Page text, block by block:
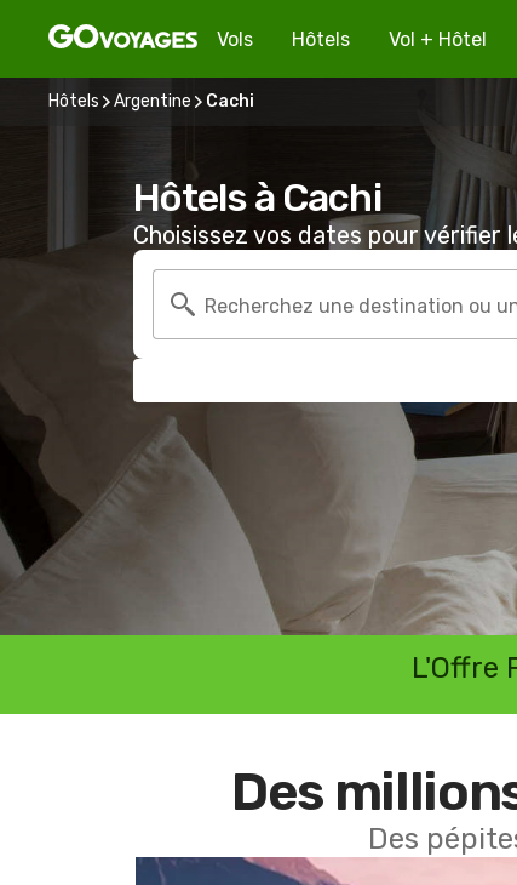
Vols Hôtels Vol + Hôtel
Hôtels Argentine Cachi
Hôtels à Cachi
Choisissez vos dates pour
L'Offre
Des
Des